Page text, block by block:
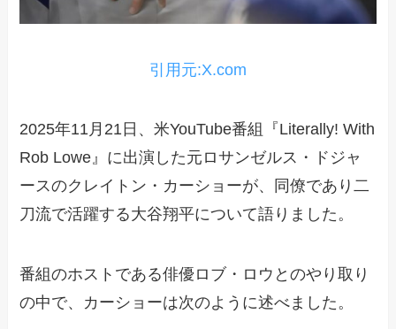
引用元:X.com
2025年11月21日、米YouTube番組『Literally! With
Rob Lowe』に出演した元ロサンゼルス・ドジャ
ースのクレイトン・カーショーが、同僚であり二
刀流で活躍する大谷翔平について語りました。
番組のホストである俳優ロブ・ロウとのやり取り
の中で、カーショーは次のように述べました。